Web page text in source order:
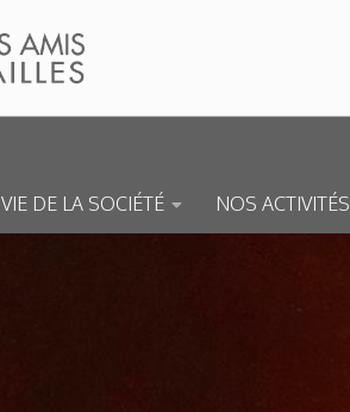
VIE DE LA SOCIÉTÉ NOS ACTIVITÉS